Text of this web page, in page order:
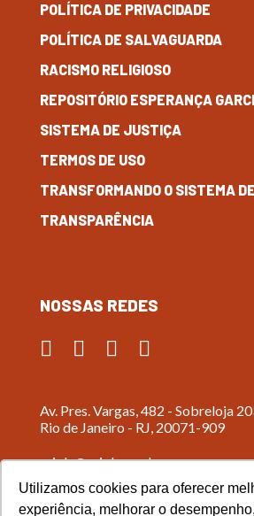
Utilizamos cookies para oferecer
experiência, melhorar o
POLÍTICA DE PRIVACIDADE
POLÍTICA DE SALVAGUARDA
RACISMO RELIGIOSO
REPOSITÓRIO ESPERANÇA
SISTEMA DE JUSTIÇA
TERMOS DE USO
TRANSFORMANDO O SISTEMA
TRANSPARÊNCIA
NOSSAS REDES
Av. Pres. Vargas, 482 - Sobreloja
Rio de Janeiro - RJ, 20071-909
criola@criola.org.br
(21) 2518-7964